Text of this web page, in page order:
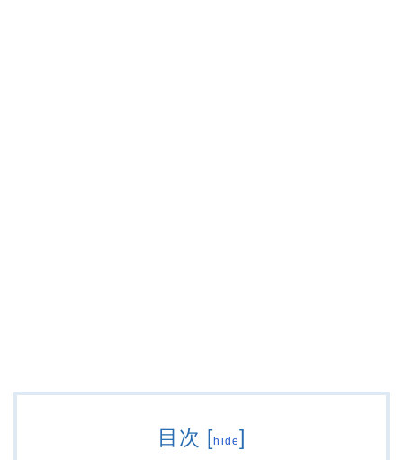
目次 [hide]